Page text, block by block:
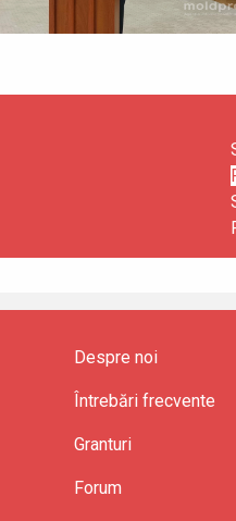
Despre noi
Întrebări frecvente
Granturi
Forum